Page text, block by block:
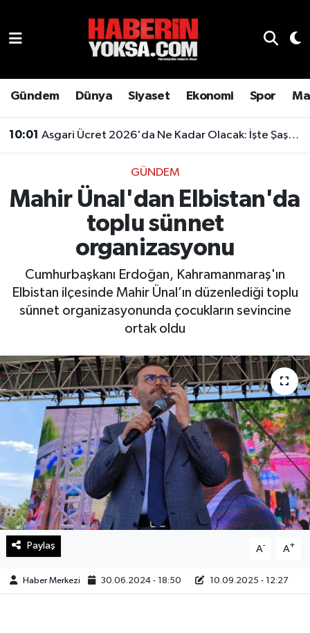
Gündem Dünya Siyaset Ekonomi Spor
10:01 Asgari Ücret 2026'da Ne Kadar Olacak: İşte Şaşırtan Rakam
GÜNDEM
Mahir Ünal'dan Elbistan'da
toplu sünnet
organizasyonu
Cumhurbaşkanı Erdoğan, Kahramanmaraş'ın
Elbistan ilçesinde Mahir Ünal’ın düzenlediği toplu
sünnet organizasyonunda çocukların sevincine
ortak oldu
Paylaş A- A+
Haber Merkezi 30.06.2024 - 18:50 10.09.2025 - 12:27
Genel
Otomobil
Teknoloji
Yaşam
Hava Durumu
Son Dakika Haberleri
Haber Arşivi